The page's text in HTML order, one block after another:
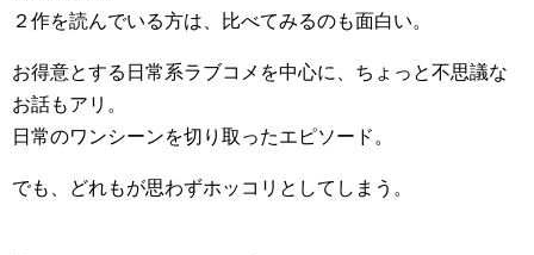
２作を読んでいる方は、比べてみるのも面白い。
お得意とする日常系ラブコメを中心に、ちょっと不思議な
お話もアリ。
日常のワンシーンを切り取ったエピソード。
でも、どれもが思わずホッコリとしてしまう。